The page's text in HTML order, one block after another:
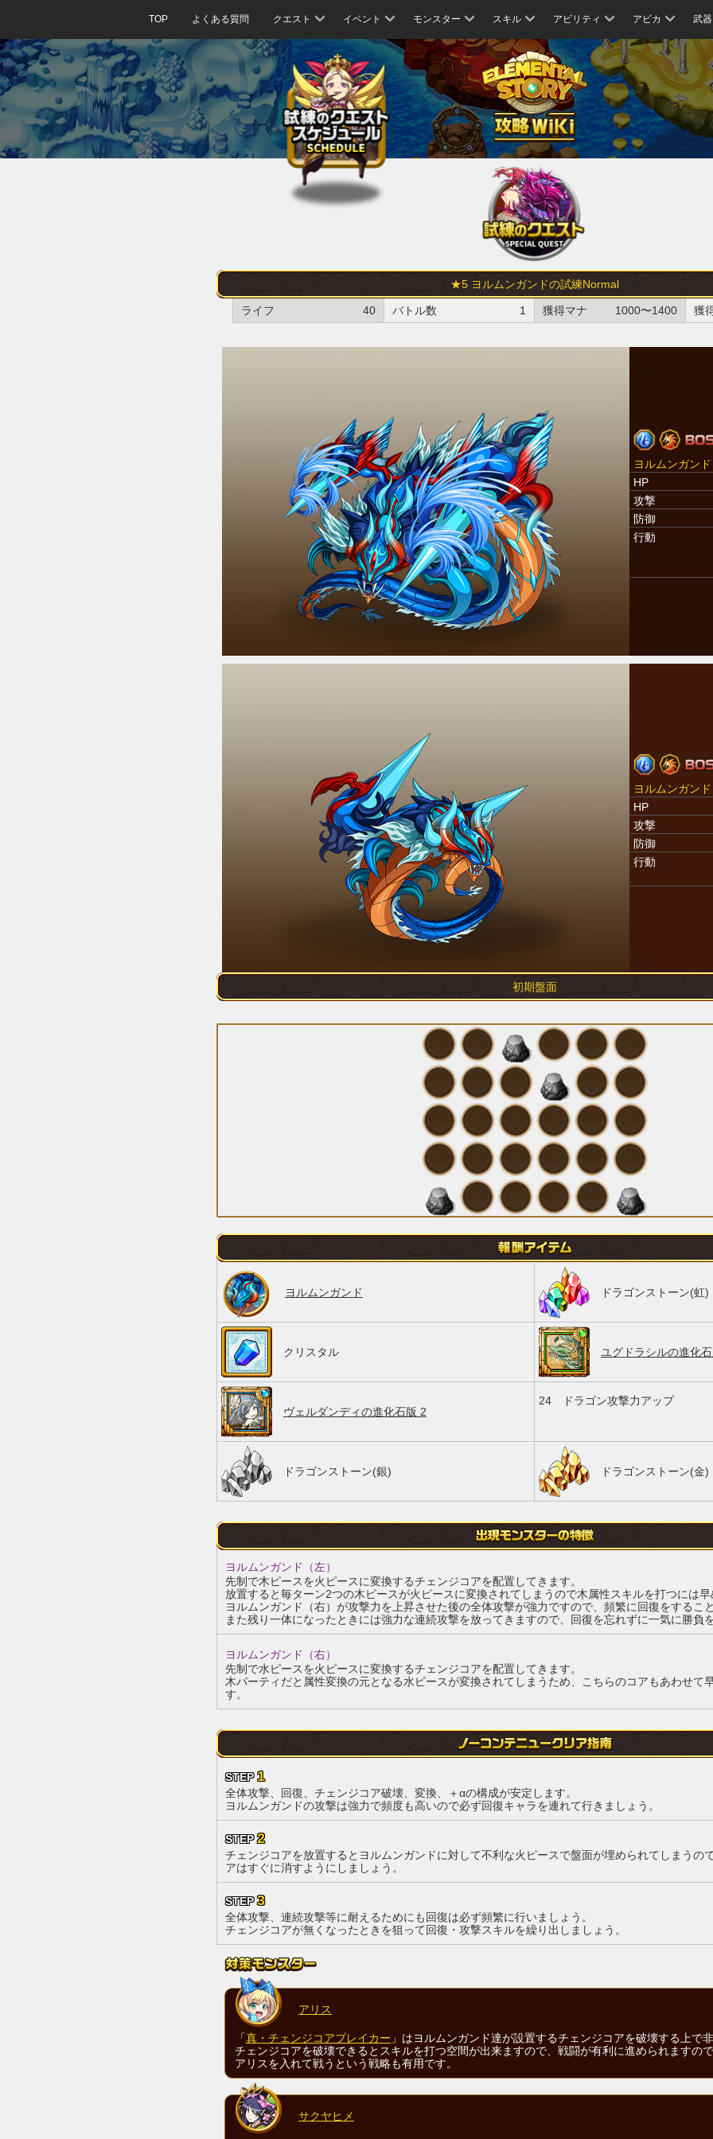
TOP よくある質問 クエスト イベント モンスター スキル アビリティ アビカ 武器
★5 ヨルムンガンドの試練Normal
ライフ 40 バトル数 1 獲得マナ 1000〜1400 獲
ヨルムンガンド
HP
攻撃
防御
行動
ヨルムンガンド
HP
攻撃
防御
行動
初期盤面
ヨルムンガンド ドラゴンストーン(虹)
クリスタル ユグドラシルの進化
ヴェルダンディの進化石版 2
24 ドラゴン攻撃力アップ
ドラゴンストーン(銀) ドラゴンストーン(金)
ヨルムンガンド（左）
先制で木ピースを火ピースに変換するチェンジコアを配置してきます。
放置すると毎ターン2つの木ピースが火ピースに変換されてしまうので木属性スキルを打つには
ヨルムンガンド（右）が攻撃力を上昇させた後の全体攻撃が強力ですので、頻繁に回復をするこ
また残り一体になったときには強力な連続攻撃を放ってきますので、回復を忘れずに一気に勝負
ヨルムンガンド（右）
先制で水ピースを火ピースに変換するチェンジコアを配置してきます。
木パーティだと属性変換の元となる水ピースが変換されてしまうため、こちらのコアもあわせて
す。
STEP1
全体攻撃、回復、チェンジコア破壊、変換、＋αの構成が安定します。
ヨルムンガンドの攻撃は強力で頻度も高いので必ず回復キャラを連れて行きましょう。
STEP2
チェンジコアを放置するとヨルムンガンドに対して不利な火ピースで盤面が埋められてしまうの
アはすぐに消すようにしましょう。
STEP3
全体攻撃、連続攻撃等に耐えるためにも回復は必ず頻繁に行いましょう。
チェンジコアが無くなったときを狙って回復・攻撃スキルを繰り出しましょう。
アリス
「真・チェンジコアブレイカー 」はヨルムンガンド達が設置するチェンジコアを破壊する上で
チェンジコアを破壊できるとスキルを打つ空間が出来ますので、戦闘が有利に進められますの
アリスを入れて戦うという戦略も有用です。
サクヤヒメ